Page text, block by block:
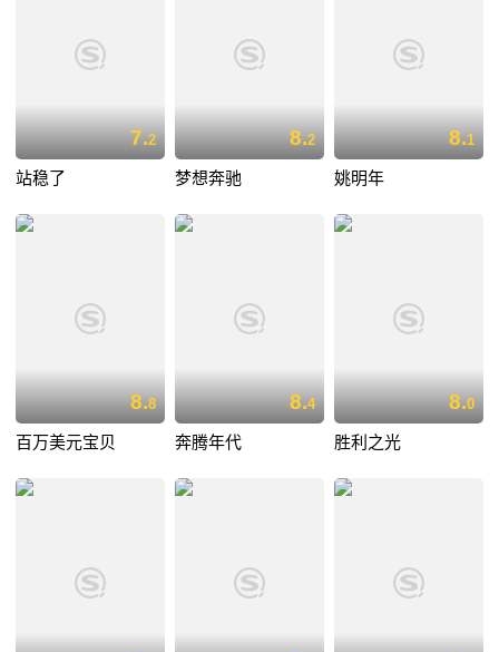
7.2
站稳了
8.2
梦想奔驰
8.1
姚明年
8.8
百万美元宝贝
8.4
奔腾年代
8.0
胜利之光